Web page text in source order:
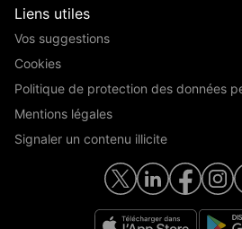
Liens utiles
Vos suggestions
Cookies
Politique de protection des données
Mentions légales
Signaler un contenu illicite